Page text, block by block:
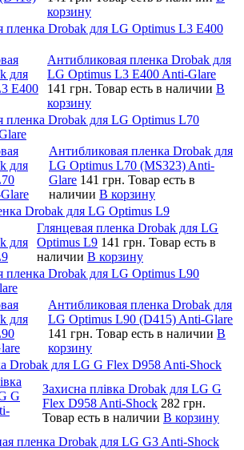
корзину
пленка Drobak для LG Optimus L3 E400
Антибликовая пленка Drobak для
LG Optimus L3 E400 Anti-Glare
141 грн. Товар есть в наличии В
корзину
пленка Drobak для LG Optimus L70
Антибликовая пленка Drobak для
LG Optimus L70 (MS323) Anti-
Glare 141 грн. Товар есть в
наличии В корзину
Drobak для LG Optimus L9
Глянцевая пленка Drobak для LG
Optimus L9 141 грн. Товар есть в
наличии В корзину
пленка Drobak для LG Optimus L90
Антибликовая пленка Drobak для
LG Optimus L90 (D415) Anti-Glare
141 грн. Товар есть в наличии В
корзину
Drobak для LG G Flex D958 Anti-Shock
Захисна плівка Drobak для LG G
Flex D958 Anti-Shock 282 грн.
Товар есть в наличии В корзину
пленка Drobak для LG G3 Anti-Shock